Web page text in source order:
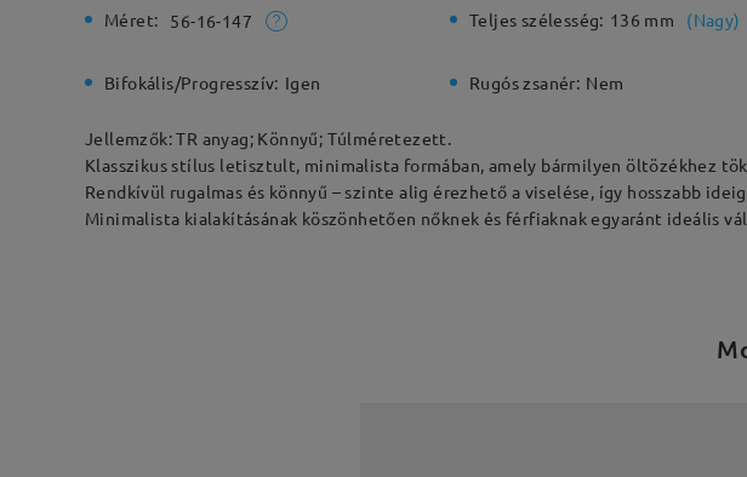
Méret: 56-16-147 Teljes szélesség: 136 mm (Nagy)
Bifokális/Progresszív: Igen Rugós zsanér: Nem
Jellemzők: TR anyag; Könnyű; Túlméretezett.
Klasszikus stílus letisztult, minimalista formában, amely bármilyen öltözékhez
Rendkívül rugalmas és könnyű – szinte alig érezhető a viselése, így hosszabb
Minimalista kialakításának köszönhetően nőknek és férfiaknak egyaránt ideális